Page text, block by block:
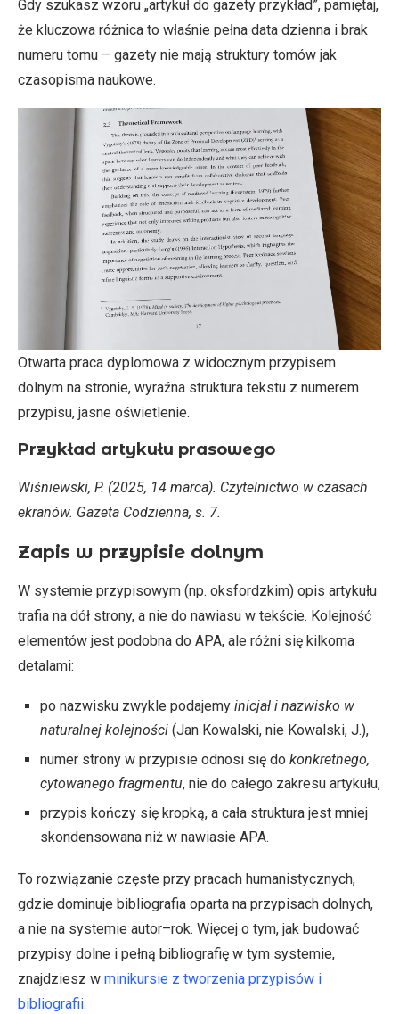
Gdy szukasz wzoru „artykuł do gazety przykład”, pamiętaj,
że kluczowa różnica to właśnie pełna data dzienna i brak
numeru tomu – gazety nie mają struktury tomów jak
czasopisma naukowe.
Otwarta praca dyplomowa z widocznym przypisem
dolnym na stronie, wyraźna struktura tekstu z numerem
przypisu, jasne oświetlenie.
Przykład artykułu prasowego
Wiśniewski, P. (2025, 14 marca). Czytelnictwo w czasach
ekranów. Gazeta Codzienna, s. 7.
Zapis w przypisie dolnym
W systemie przypisowym (np. oksfordzkim) opis artykułu
trafia na dół strony, a nie do nawiasu w tekście. Kolejność
elementów jest podobna do APA, ale różni się kilkoma
detalami:
po nazwisku zwykle podajemy inicjał i nazwisko w
naturalnej kolejności (Jan Kowalski, nie Kowalski, J.),
numer strony w przypisie odnosi się do konkretnego,
cytowanego fragmentu, nie do całego zakresu artykułu,
przypis kończy się kropką, a cała struktura jest mniej
skondensowana niż w nawiasie APA.
To rozwiązanie częste przy pracach humanistycznych,
gdzie dominuje bibliografia oparta na przypisach dolnych,
a nie na systemie autor–rok. Więcej o tym, jak budować
przypisy dolne i pełną bibliografię w tym systemie,
znajdziesz w minikursie z tworzenia przypisów i
bibliografii.